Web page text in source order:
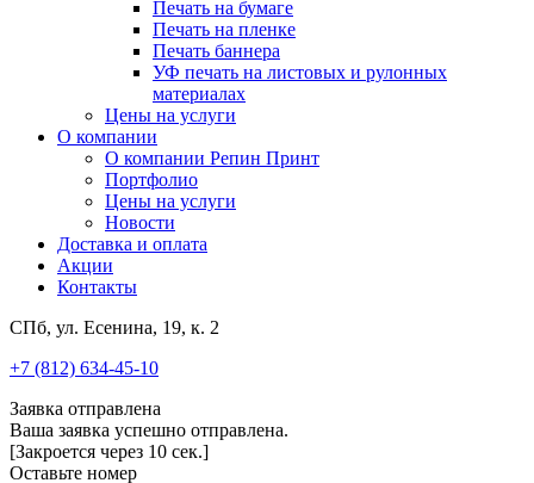
Печать на бумаге
Печать на пленке
Печать баннера
УФ печать на листовых и рулонных
материалах
Цены на услуги
О компании
О компании Репин Принт
Портфолио
Цены на услуги
Новости
Доставка и оплата
Акции
Контакты
СПб, ул. Есенина, 19, к. 2
+7 (812) 634-45-10
Заявка отправлена
Ваша заявка успешно отправлена.
[Закроется через 10 сек.]
Оставьте номер